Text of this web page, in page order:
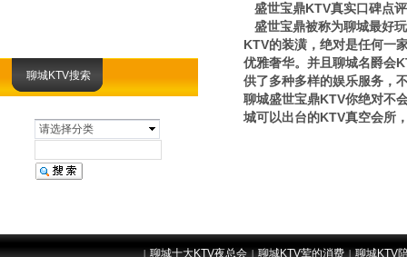
聊城KTV搜索
请选择分类
盛世宝鼎KTV真实口碑点评
盛世宝鼎被称为聊城最好
KTV的装潢，绝对是任何一
优雅奢华。并且聊城名爵会
供了多种多样的娱乐服务，
聊城盛世宝鼎KTV你绝对不
城可以出台的KTV真空会所
|聊城十大KTV夜总会 |聊城KTV荤的消费 |聊城KTV